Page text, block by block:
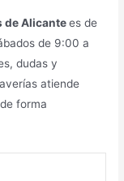
de Alicantees de
de 9:00 a
dudas y
atiende
forma